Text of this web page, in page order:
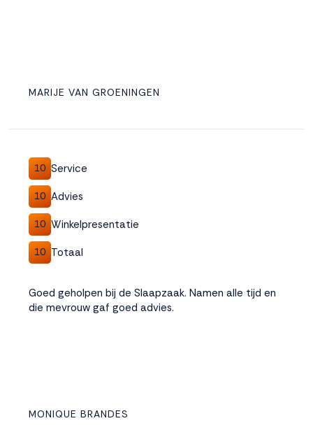
MARIJE VAN GROENINGEN
10 Service
10 Advies
10 Winkelpresentatie
10 Totaal
Goed geholpen bij de Slaapzaak. Namen alle tijd en
die mevrouw gaf goed advies.
MONIQUE BRANDES